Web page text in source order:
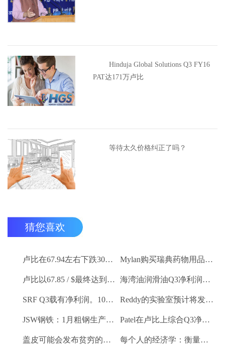
Hinduja Global Solutions Q3 FY16
PAT达171万卢比
等待太久价格纠正了吗？
猜您喜欢
卢比在67.94左右下跌30杆，反对美元 Mylan购买瑞典药物用品Meda
卢比以67.85 / $最终达到5杆 海湾油润滑油Q3净利润卢比。26.2亿卢比
SRF Q3载有净利润。100.6亿卢比 Reddy的实验室预计将发布令人印象深刻的Q3号码
JSW钢铁：1月粗钢生产9.27 LK吨 Patel在卢比上综合Q3净利润。2.1亿卢比
盖皮可能会发布贫穷的Q3数字 每个人的经济学：衡量新的GDP